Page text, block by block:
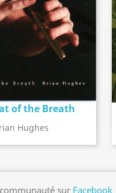
of the Breath
Hughes
de l'album
sur Facebook